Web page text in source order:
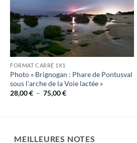
FORMAT CARRÉ 1X1
Photo « Brignogan : Phare de Pontusval
sous l’arche de la Voie lactée »
28,00€ – 75,00€Plage
MEILLEURES NOTES